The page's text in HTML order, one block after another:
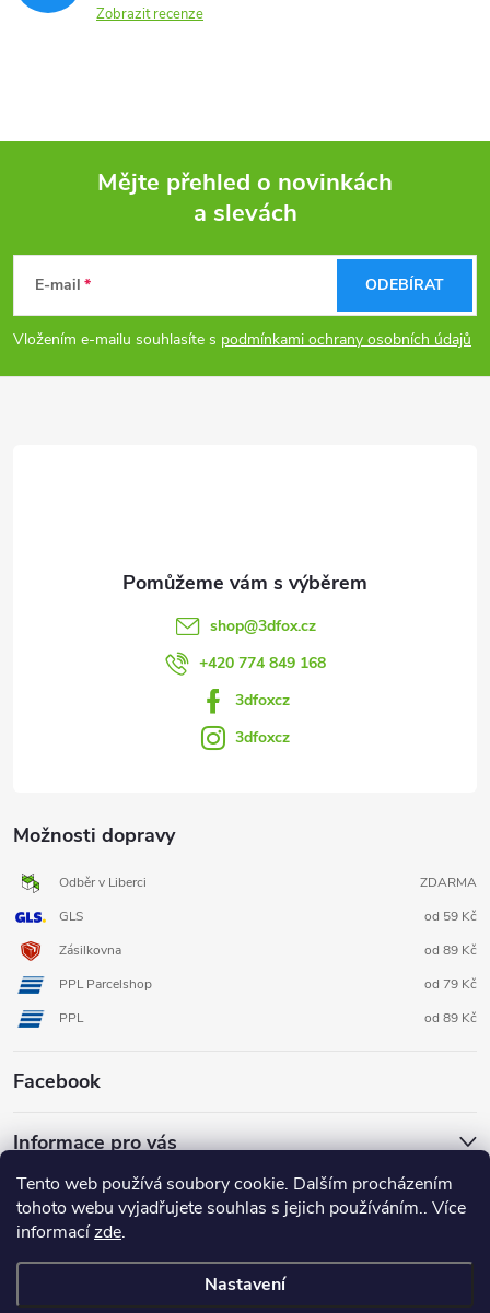
Tento web používá soubory cookie. Dalším procházením
tohoto webu vyjadřujete souhlas s jejich používáním.. Více
informacízde.
Nastavení
Zobrazit recenze
p
a
Mějte přehled o novinkách
a slevách
E-mail
Vložením e-mailu souhlasíte s podmínkami ochrany osobních údajů
ODEBÍRAT
Možnosti dopravy
Odběr v Liberci
ZDARMA
GLS
od 59 Kč
Zásilkovna
od 89 Kč
PPL Parcelshop
od 79 Kč
PPL
od 89 Kč
Facebook
Informace pro vás
shop@3dfox.cz
+420 774 849 168
3dfoxcz
3dfoxcz